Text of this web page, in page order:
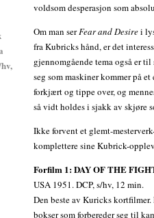
voldsom desperasjon som
Om man serFear and Desirei
fra Kubricks hånd, er det
gjennomgående tema også er
seg som maskiner kommer på
forkjært og tippe over, og
så vidt holdes i sjakk av skjøre
Ikke forvent et glemt-
komplettere sine Kubrick-
Forfilm 1: DAY OF THE
USA 1951. DCP, s/hv, 12 min.
Den beste av Kuricks
bokser som forbereder seg til